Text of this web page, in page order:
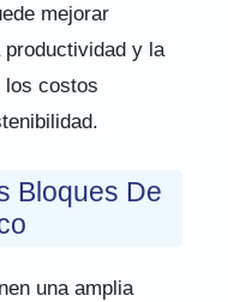
mejorar
y la
los costos
Bloques De
una amplia